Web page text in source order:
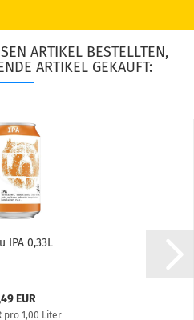
ARTIKEL BESTELLTEN,
ARTIKEL GEKAUFT:
IPA 0,33L
EUR
pro 1,00 Liter